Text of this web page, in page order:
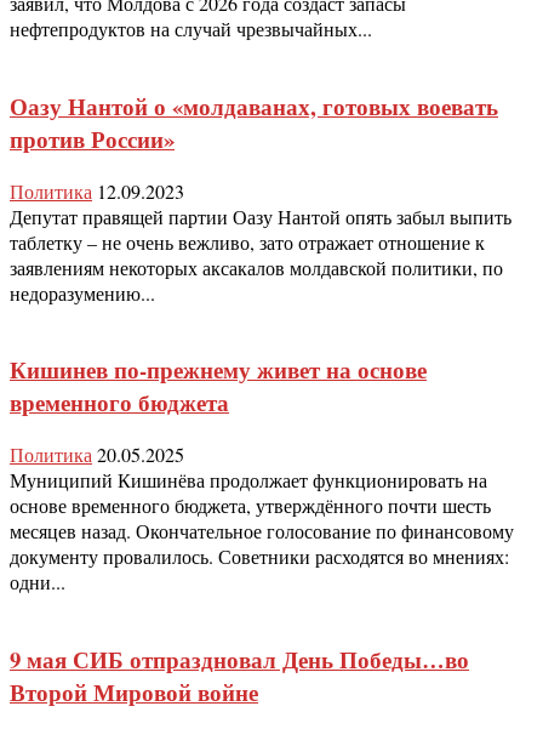
нефтепродуктов на случай чрезвычайных...
Оазу Нантой о «молдаванах, готовых воевать
против России»
Политика 12.09.2023
Депутат правящей партии Оазу Нантой опять забыл выпить
таблетку – не очень вежливо, зато отражает отношение к
заявлениям некоторых аксакалов молдавской политики, по
недоразумению...
Кишинев по-прежнему живет на основе
временного бюджета
Политика 20.05.2025
Муниципий Кишинёва продолжает функционировать на
основе временного бюджета, утверждённого почти шесть
месяцев назад. Окончательное голосование по финансовому
документу провалилось. Советники расходятся во мнениях:
одни...
9 мая СИБ отпраздновал День Победы…во
Второй Мировой войне